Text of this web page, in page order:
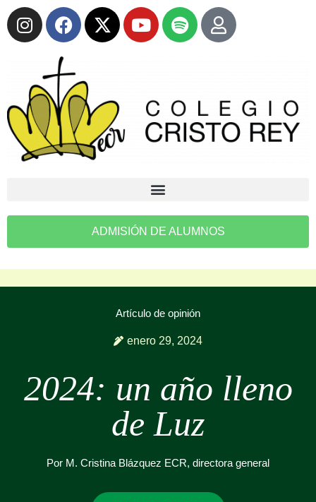
ADMISIÓN DE ALUMNOS
Artículo de opinión
enero 29, 2024
2024: un año lleno
de Luz
Por M. Cristina Blázquez ECR, directora general